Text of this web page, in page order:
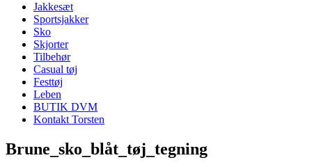
Jakkesæt
Sportsjakker
Sko
Skjorter
Tilbehør
Casual tøj
Festtøj
Leben
BUTIK DVM
Kontakt Torsten
Brune_sko_blåt_tøj_tegning